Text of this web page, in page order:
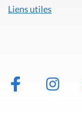
Liens utiles